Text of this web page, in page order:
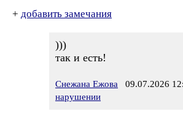
+ добавить замечания
)))
так и есть!
Снежана Ежова 09.07.2026
нарушении